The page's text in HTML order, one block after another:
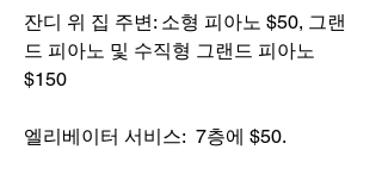
잔디 위 집 주변: 소형 피아노 $50, 그랜
드 피아노 및 수직형 그랜드 피아노
$150
엘리베이터 서비스: 7층에 $50.